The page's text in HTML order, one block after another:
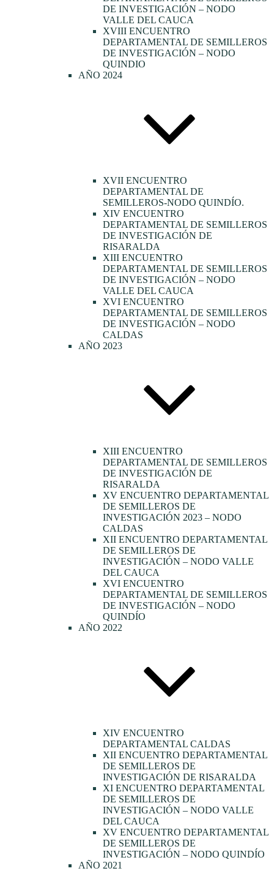
DE INVESTIGACIÓN – NODO
VALLE DEL CAUCA
XVIII ENCUENTRO
DEPARTAMENTAL DE SEMILLEROS
DE INVESTIGACIÓN – NODO
QUINDIO
AÑO 2024
XVII ENCUENTRO
DEPARTAMENTAL DE
SEMILLEROS-NODO QUINDÍO.
XIV ENCUENTRO
DEPARTAMENTAL DE SEMILLEROS
DE INVESTIGACIÓN DE
RISARALDA
XIII ENCUENTRO
DEPARTAMENTAL DE SEMILLEROS
DE INVESTIGACIÓN – NODO
VALLE DEL CAUCA
XVI ENCUENTRO
DEPARTAMENTAL DE SEMILLEROS
DE INVESTIGACIÓN – NODO
CALDAS
AÑO 2023
XIII ENCUENTRO
DEPARTAMENTAL DE SEMILLEROS
DE INVESTIGACIÓN DE
RISARALDA
XV ENCUENTRO DEPARTAMENTAL
DE SEMILLEROS DE
INVESTIGACIÓN 2023 – NODO
CALDAS
XII ENCUENTRO DEPARTAMENTAL
DE SEMILLEROS DE
INVESTIGACIÓN – NODO VALLE
DEL CAUCA
XVI ENCUENTRO
DEPARTAMENTAL DE SEMILLEROS
DE INVESTIGACIÓN – NODO
QUINDÍO
AÑO 2022
XIV ENCUENTRO
DEPARTAMENTAL CALDAS
XII ENCUENTRO DEPARTAMENTAL
DE SEMILLEROS DE
INVESTIGACIÓN DE RISARALDA
XI ENCUENTRO DEPARTAMENTAL
DE SEMILLEROS DE
INVESTIGACIÓN – NODO VALLE
DEL CAUCA
XV ENCUENTRO DEPARTAMENTAL
DE SEMILLEROS DE
INVESTIGACIÓN – NODO QUINDÍO
AÑO 2021